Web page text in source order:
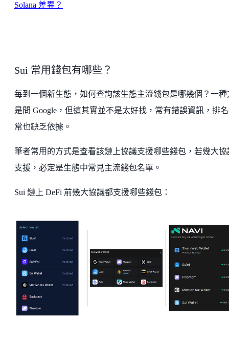
Solana 差異？
Sui 常用錢包有哪些？
每到一個新生態，如何查詢該生態主流錢包是哪幾個？一種
是問 Google，但這其實並不是太好找，常有錯誤資訊，排
常也缺乏依據。
筆者常用的方式是查看該鏈上協議支援哪些錢包，若幾大協
支援，必定是生態中常見主流錢包名單。
Sui 鏈上 DeFi 前幾大協議都支援哪些錢包：